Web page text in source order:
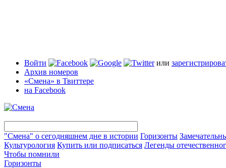
Войти или
Архив номеров
«Смена» в Твиттере
на Facebook
"Смена" о сегодняшнем дне в истории Горизонты
Культурология Купить или подписаться Легенды
Чтобы помнили
Горизонты